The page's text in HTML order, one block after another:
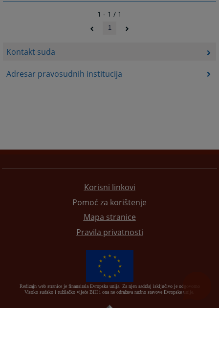
Kontakt suda
Adresar pravosudnih institucija
1 - 1 / 1
1
Korisni linkovi
Pomoć za korištenje
Mapa stranice
Pravila privatnosti
Redizajn web stranice je finansirala Evropska unija. Za njen sadržaj isključivo je odgovorno
Visoko sudsko i tužilačko vijeće BiH i ona ne odražava nužno stavove Evropske unije.